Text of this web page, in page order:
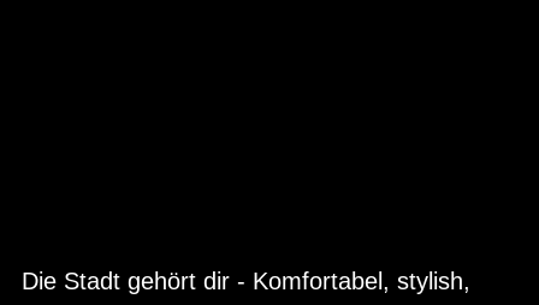
Die Stadt gehört dir - Komfortabel, stylish,